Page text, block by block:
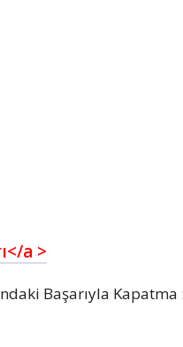
a >
Başarıyla Kapatma :